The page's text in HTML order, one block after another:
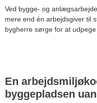
Ved bygge- og
mere end én arbejdsgiver til
bygherre sørge for at
En
byggepladsen